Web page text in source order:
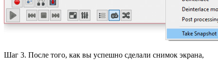
Шаг 3. После того, как вы успешно сделали снимок экрана,